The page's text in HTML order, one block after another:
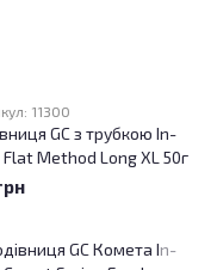
11300
GC з трубкою In-
Flat Method Long XL 50г